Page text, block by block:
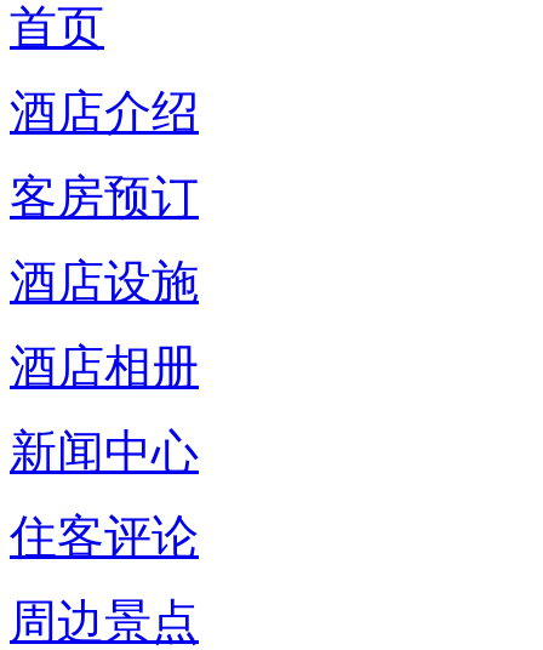
首页
酒店介绍
客房预订
酒店设施
酒店相册
新闻中心
住客评论
周边景点